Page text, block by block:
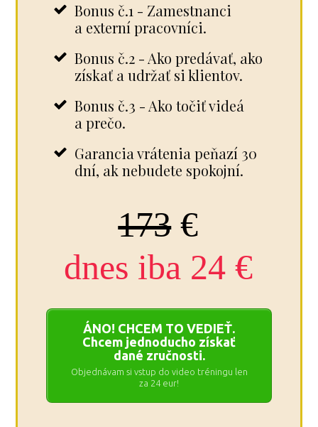
Bonus č.1 - Zamestnanci
a externí pracovníci.
Bonus č.2 - Ako predávať, ako
získať a udržať si klientov.
Bonus č.3 - Ako točiť videá
a prečo.
Garancia vrátenia peňazí 30
dní, ak nebudete spokojní.
173€
dnes iba 24 €
ÁNO! CHCEM TO VEDIEŤ.
Chcem jednoducho získať
dané zručnosti.
Objednávam si vstup do video tréningu len
za 24 eur!